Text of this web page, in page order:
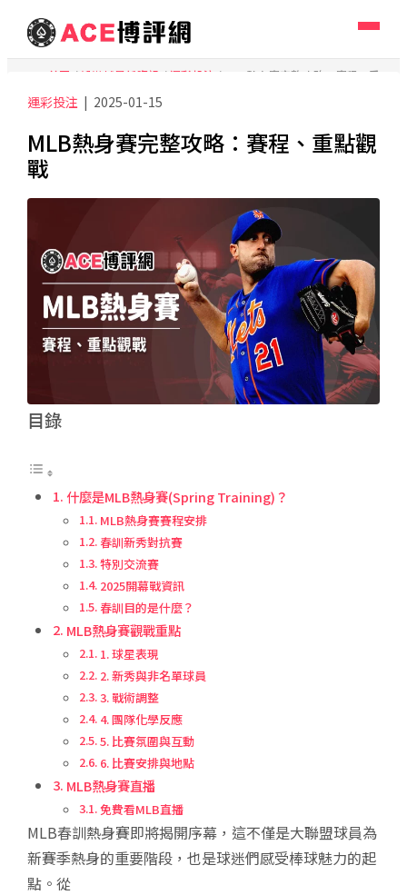
ACE首頁 / 娛樂城最新資訊 / 運彩投注 /
MLB熱身賽完整攻略：賽程、重
運彩投注 | 2025-01-15
MLB熱身賽完整攻略：賽程、重點觀
戰
目錄
什麼是MLB熱身賽(Spring Training)？
MLB熱身賽賽程安排
春訓新秀對抗賽
特別交流賽
2025開幕戰資訊
春訓目的是什麼？
MLB熱身賽觀戰重點
1. 球星表現
2. 新秀與非名單球員
3. 戰術調整
4. 團隊化學反應
5. 比賽氛圍與互動
6. 比賽安排與地點
MLB熱身賽直播
免費看MLB直播
MLB春訓熱身賽即將揭開序幕，這不僅是大聯盟球員為
新賽季熱身的重要階段，也是球迷們感受棒球魅力的起
點。從